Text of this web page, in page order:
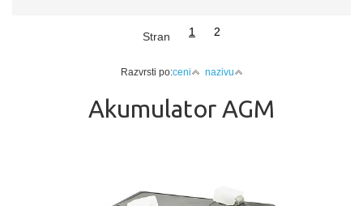
Stran 1 2
Razvrsti po:ceni nazivu
Akumulator AGM